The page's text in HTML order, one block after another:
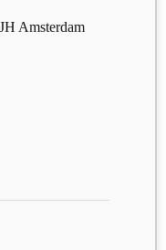
Amsterdam